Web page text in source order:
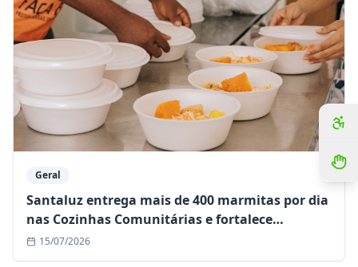
Geral
Santaluz entrega mais de 400 marmitas por dia
nas Cozinhas Comunitárias e fortalece
assistência às famílias em situação de
vulnerabilidade
15/07/2026